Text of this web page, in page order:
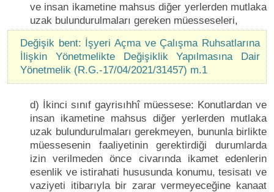
ve insan ikametine mahsus diğer yerlerden mutlaka
uzak bulundurulmaları gereken müesseseleri,
Değişik bent: İşyeri Açma ve Çalışma Ruhsatlarına
İlişkin Yönetmelikte Değişiklik Yapılmasına Dair
Yönetmelik (R.G.-17/04/2021/31457) m.1
d) İkinci sınıf gayrisıhhî müessese: Konutlardan ve
insan ikametine mahsus diğer yerlerden mutlaka
uzak bulundurulmaları gerekmeyen, bununla birlikte
müessesenin faaliyetinin gerektirdiği durumlarda
izin verilmeden önce civarında ikamet edenlerin
esenlik ve istirahati hususunda konumu, tesisatı ve
vaziyeti itibarıyla bir zarar vermeyeceğine kanaat